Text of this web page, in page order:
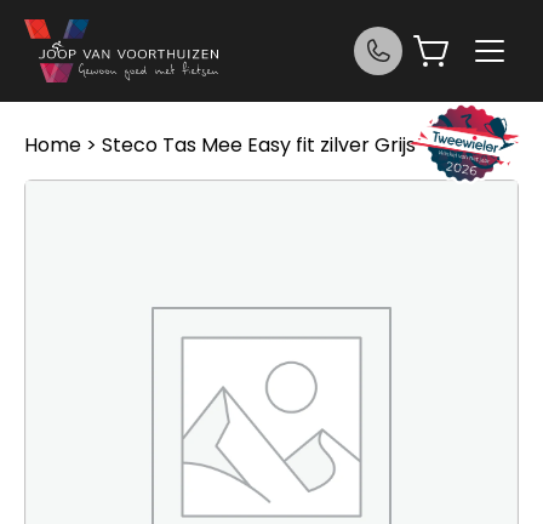
Ga naar de inhoud
Home > Steco Tas Mee Easy fit zilver Grijs